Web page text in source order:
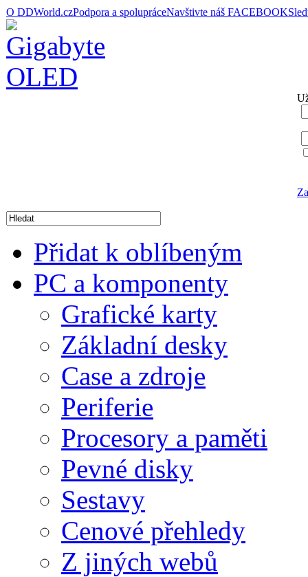
O DDWorld.czPodpora a spolupráceNavštivte náš FACEBOOK
Přidat k oblíbeným
PC a komponenty
Grafické karty
Základní desky
Case a zdroje
Periferie
Procesory a paměti
Pevné disky
Sestavy
Cenové přehledy
Z jiných webů